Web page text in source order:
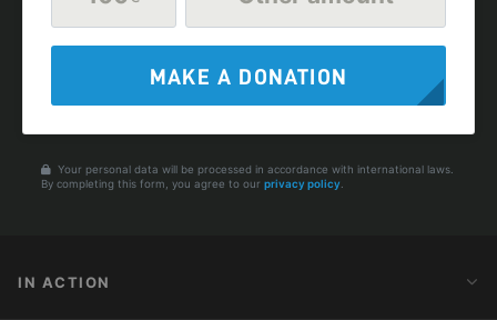
MAKE A DONATION
Your personal data will be processed in accordance with international laws.
By completing this form, you agree to our privacy policy.
IN ACTION